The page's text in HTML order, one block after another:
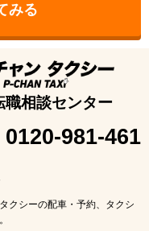
みる
職相談センター
0120-981-461
クシーの配車・予約、タクシ